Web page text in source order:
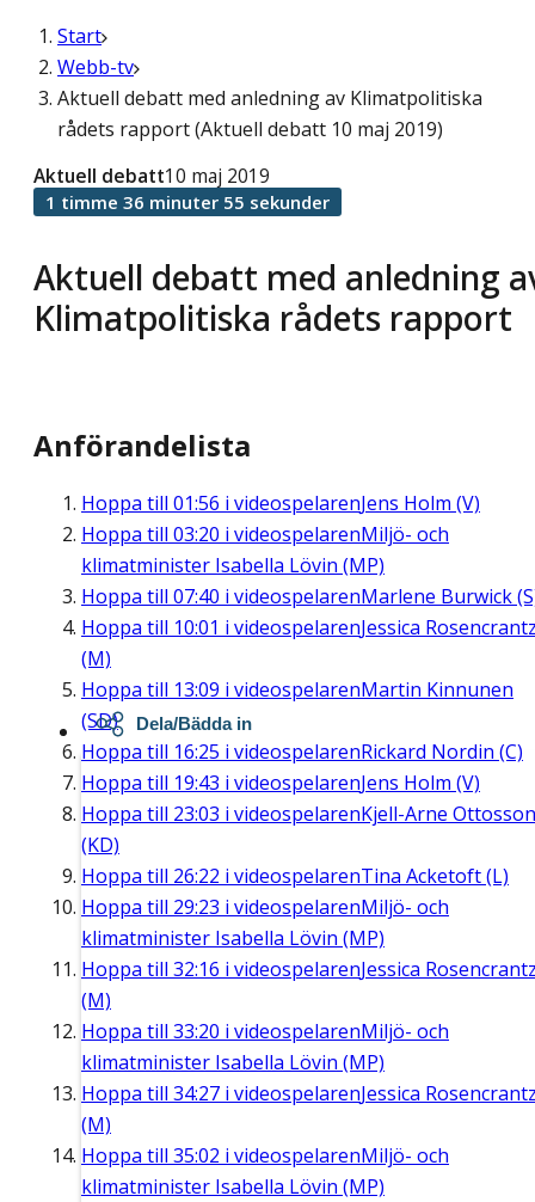
Start
Webb-tv
Aktuell debatt med anledning av Klimatpolitiska
rådets rapport (Aktuell debatt 10 maj 2019)
Aktuell debatt med anledning
Klimatpolitiska rådets rapport
Aktuell debatt10 maj 2019
1 timme 36 minuter 55 sekunder
Anförandelista
Hoppa till 01:56 i videospelarenJens Holm (V)
Hoppa till 03:20 i videospelarenMiljö- och
klimatminister Isabella Lövin (MP)
Hoppa till 07:40 i videospelarenMarlene Burwick
Hoppa till 10:01 i videospelarenJessica
(M)
Hoppa till 13:09 i videospelarenMartin Kinnunen
(SD)
Hoppa till 16:25 i videospelarenRickard Nordin (C)
Hoppa till 19:43 i videospelarenJens Holm (V)
Hoppa till 23:03 i videospelarenKjell-Arne Ottosson
(KD)
Hoppa till 26:22 i videospelarenTina Acketoft (L)
Hoppa till 29:23 i videospelarenMiljö- och
klimatminister Isabella Lövin (MP)
Hoppa till 32:16 i videospelarenJessica
(M)
Hoppa till 33:20 i videospelarenMiljö- och
klimatminister Isabella Lövin (MP)
Hoppa till 34:27 i videospelarenJessica
(M)
Hoppa till 35:02 i videospelarenMiljö- och
klimatminister Isabella Lövin (MP)
Dela/Bädda in